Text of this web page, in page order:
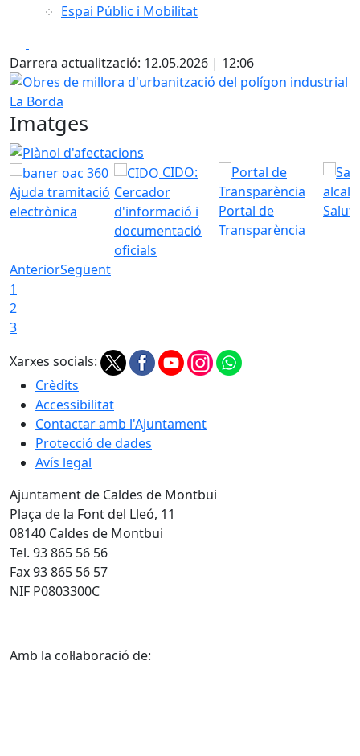
Espai Públic i Mobilitat
Darrera actualització: 12.05.2026 | 12:06
Obres de millora d'urbanització del polígon industrial La
Imatges
Plànol d'afectacions
Ajuda tramitació
electrònica
CIDO:
Cercador
d'informació i
documentació
oficials
Portal de
Transparència
AnteriorSegüent
1
2
3
Xarxes socials:
Crèdits
Accessibilitat
Contactar amb l'Ajuntament
Protecció de dades
Avís legal
Ajuntament de Caldes de Montbui
Plaça de la Font del Lleó, 11
08140 Caldes de Montbui
Tel. 93 865 56 56
Fax 93 865 56 57
NIF P0803300C
Amb la col·laboració de: